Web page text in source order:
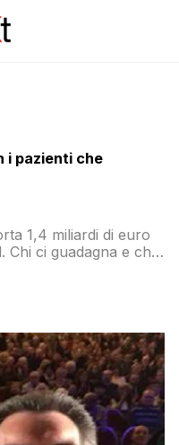
i pazienti che
1,4 miliardi di euro
Chi ci guadagna e chi